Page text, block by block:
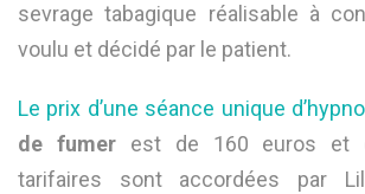
sevrage tabagique réalisable à
voulu et décidé par le patient.
Le prix d’une séance unique
de fumerest de 160 euros et
tarifaires sont accordées par